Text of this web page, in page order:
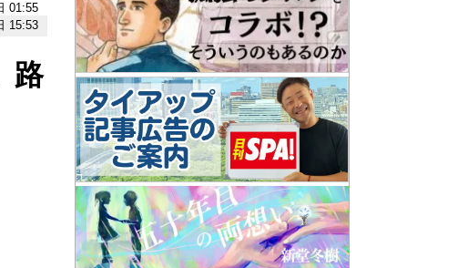
01:55
15:53
路